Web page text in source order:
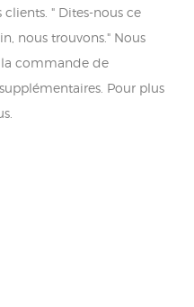
" Dites-nous ce
nous trouvons." Nous
commande de
Pour plus